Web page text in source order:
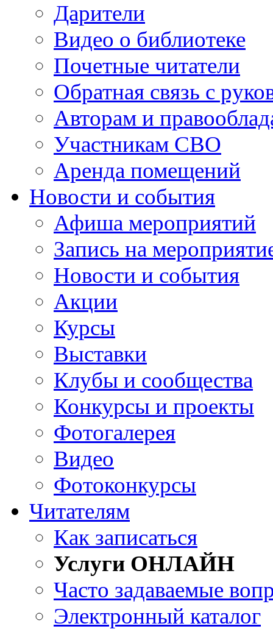
Дарители
Видео о библиотеке
Почетные читатели
Обратная связь с
Авторам и
Участникам СВО
Аренда помещений
Новости и события
Афиша мероприятий
Запись на
Новости и события
Акции
Курсы
Выставки
Клубы и сообщества
Конкурсы и проекты
Фотогалерея
Видео
Фотоконкурсы
Читателям
Как записаться
Услуги ОНЛАЙН
Часто задаваемые
Электронный каталог